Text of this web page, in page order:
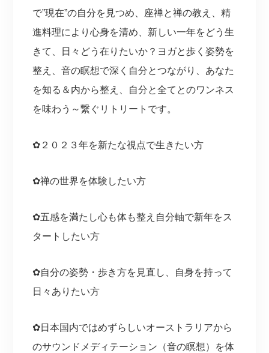
で”現在”の自分を見つめ、座禅と禅の教え、精
進料理により心身を清め、新しい一年をどう生
きて、日々どう在りたいか？ヨガと歩く姿勢を
整え、音の瞑想で深く自分とつながり、あなた
を知る＆内から整え、自分と全てとのワンネス
を味わう～繋ぐリトリートです。
✿２０２３年を新たな視点で生きたい方
✿禅の世界を体験したい方
✿五感を満たし心も体も整え自分軸で新年をス
タートしたい方
✿自分の姿勢・歩き方を見直し、自身を持って
日々ありたい方
✿日本国内ではめずらしいオーストラリアから
のサウンドメディテーション（音の瞑想）を体